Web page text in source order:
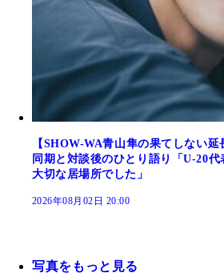
【SHOW-WA青山隼の果てしない
同期と対談後のひとり語り「U-20
大切な居場所でした」
2026年08月02日 20:00
写真をもっと見る